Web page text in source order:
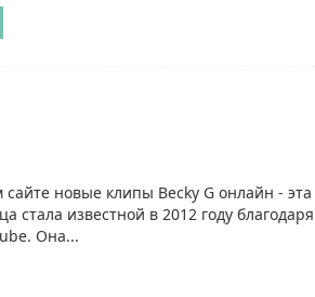
новые клипы Becky G онлайн - эта
стала известной в 2012 году благодаря
Она...